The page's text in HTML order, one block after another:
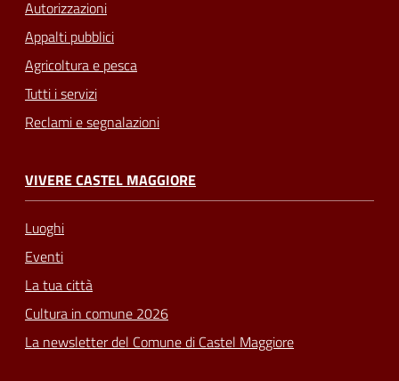
Autorizzazioni
Appalti pubblici
Agricoltura e pesca
Tutti i servizi
Reclami e segnalazioni
VIVERE CASTEL MAGGIORE
Luoghi
Eventi
La tua città
Cultura in comune 2026
La newsletter del Comune di Castel Maggiore